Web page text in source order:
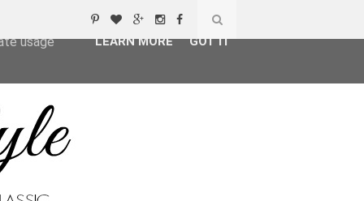
agent
usage
LEARN MORE GOT IT